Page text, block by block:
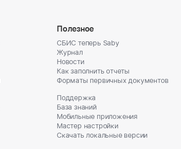
Полезное
СБИС теперь Saby
Журнал
Новости
Как заполнить отчеты
Форматы первичных документов
Поддержка
База знаний
Мобильные приложения
Мастер настройки
Скачать локальные версии